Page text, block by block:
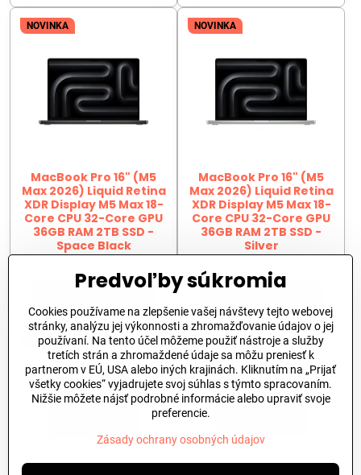
NOVINKA
MacBook Pro 16" (M5
Max 2026) Liquid Retina
XDR Display M5 Max 18-
Core CPU 32-Core GPU
36GB RAM 2TB SSD -
Space Black
NOVINKA
MacBook Pro 16" (M5
Max 2026) Liquid Retina
XDR Display M5 Max 18-
Core CPU 32-Core GPU
36GB RAM 2TB SSD -
Silver
NOVINKA NOVINKA
Predvoľby súkromia
Cookies používame na zlepšenie vašej návštevy tejto webovej
stránky, analýzu jej výkonnosti a zhromažďovanie údajov o jej
používaní. Na tento účel môžeme použiť nástroje a služby
tretích strán a zhromaždené údaje sa môžu preniesť k
partnerom v EÚ, USA alebo iných krajinách. Kliknutím na „Prijať
všetky cookies“ vyjadrujete svoj súhlas s týmto spracovaním.
Nižšie môžete nájsť podrobné informácie alebo upraviť svoje
preferencie.
Zásady ochrany osobných údajov